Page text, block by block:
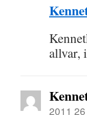
allvar,
2011